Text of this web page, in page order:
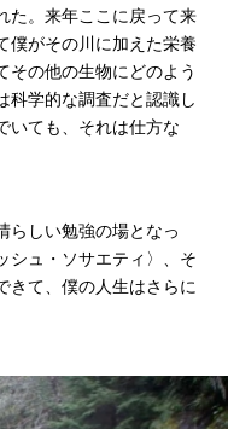
た。来年ここに戻って来
僕がその川に加えた栄養
その他の生物にどのよう
科学的な調査だと認識し
いても、それは仕方な
らしい勉強の場となっ
シュ・ソサエティ〉、そ
きて、僕の人生はさらに